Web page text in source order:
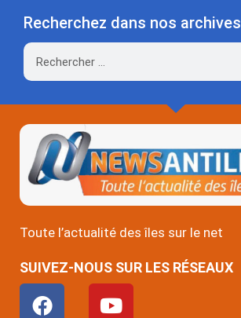
Recherchez dans nos archives
Rechercher
Toute l’actualité des îles sur le net
SUIVEZ-NOUS SUR LES RÉSEAUX
F
a
Y
o